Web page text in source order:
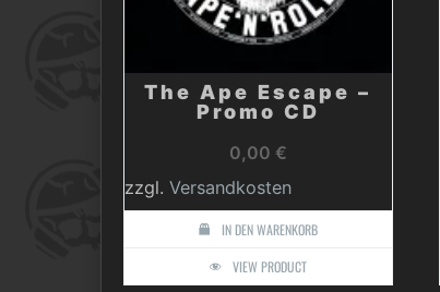
The Ape Escape –
Promo CD
0,00 €
zzgl. Versandkosten
IN DEN WARENKORB
VIEW PRODUCT